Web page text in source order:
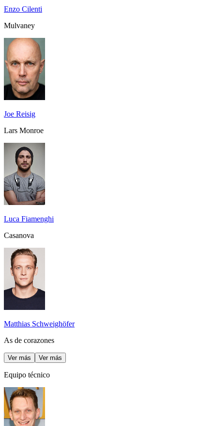
Enzo Cilenti
Mulvaney
Joe Reisig
Lars Monroe
Luca Fiamenghi
Casanova
Matthias Schweighöfer
As de corazones
Ver más Ver más
Equipo técnico